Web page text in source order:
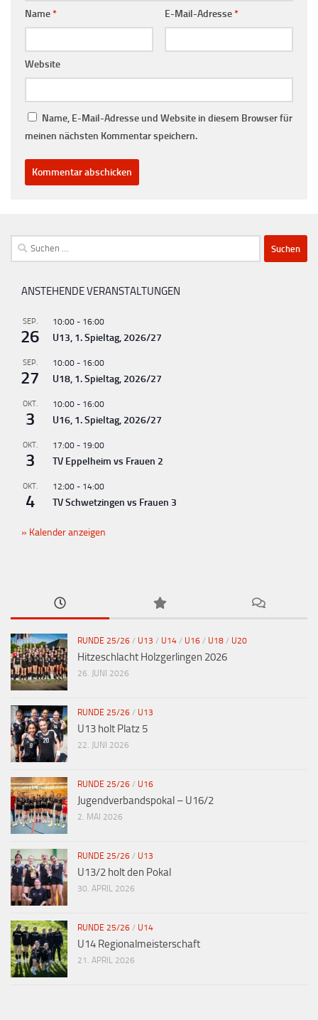
Name* E-Mail-Adresse*
Website
Name, E-Mail-Adresse und Website in diesem Browser für
meinen nächsten Kommentar speichern.
Suchen
nach:
ANSTEHENDE VERANSTALTUNGEN
SEP.
26
10:00 - 16:00
U13, 1. Spieltag, 2026/27
SEP.
27
10:00 - 16:00
U18, 1. Spieltag, 2026/27
OKT.
3
10:00 - 16:00
U16, 1. Spieltag, 2026/27
OKT.
3
17:00 - 19:00
TV Eppelheim vs Frauen 2
OKT.
4
12:00 - 14:00
TV Schwetzingen vs Frauen 3
Kalender anzeigen
RUNDE 25/26 / U13 / U14 / U16 / U18 / U20
Hitzeschlacht Holzgerlingen 2026
26. JUNI 2026
RUNDE 25/26 / U13
U13 holt Platz 5
22. JUNI 2026
RUNDE 25/26 / U16
Jugendverbandspokal – U16/2
2. MAI 2026
RUNDE 25/26 / U13
U13/2 holt den Pokal
30. APRIL 2026
RUNDE 25/26 / U14
U14 Regionalmeisterschaft
21. APRIL 2026